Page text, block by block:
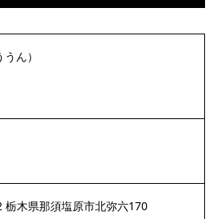
ん）
栃木県那須塩原市北弥六170